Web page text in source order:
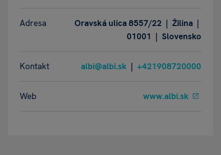
Adresa
Oravská ulica 8557/22 | Žilina |
01001 | Slovensko
Kontakt albi@albi.sk | +421908720000
Web www.albi.sk